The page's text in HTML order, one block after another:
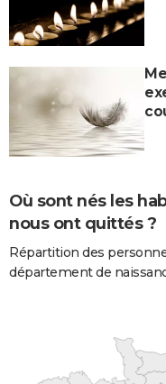
Où sont nés les
nous ont quittés ?
Répartition des
département de